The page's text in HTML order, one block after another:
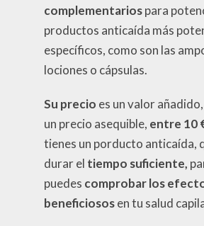
complementariospara
productos anticaída más
específicos, como son las
lociones o cápsulas.
Su precio es un valor
un precio asequible, entre 10
tienes un porducto anticaída,
durar el tiempo suficiente,
puedes comprobar los
beneficiososen tu salud